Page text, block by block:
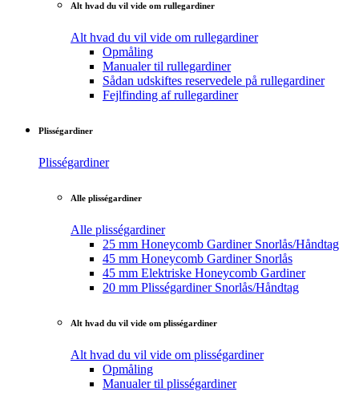
Alt hvad du vil vide om rullegardiner
Alt hvad du vil vide om rullegardiner
Opmåling
Manualer til rullegardiner
Sådan udskiftes reservedele på rullegardiner
Fejlfinding af rullegardiner
Plisségardiner
Plisségardiner
Alle plisségardiner
Alle plisségardiner
25 mm Honeycomb Gardiner Snorlås/Håndtag
45 mm Honeycomb Gardiner Snorlås
45 mm Elektriske Honeycomb Gardiner
20 mm Plisségardiner Snorlås/Håndtag
Alt hvad du vil vide om plisségardiner
Alt hvad du vil vide om plisségardiner
Opmåling
Manualer til plisségardiner